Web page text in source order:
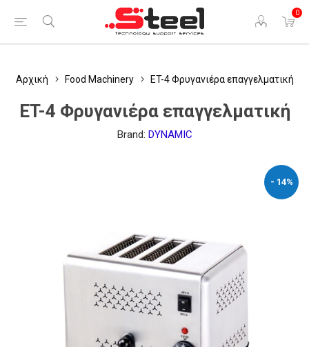
0
Αρχική Food Machinery ET-4 Φρυγανιέρα επαγγελματική
ET-4 Φρυγανιέρα επαγγελματική
Brand: DYNAMIC
- 14%